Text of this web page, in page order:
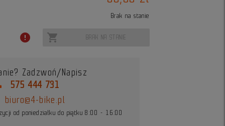
Brak na stanie
error shopping_cart BRAK NA STANIE
Zadzwoń/Napisz
575 444 731
biuro@4-bike.pl
od poniedziałku do piątku 8:00 - 16:00